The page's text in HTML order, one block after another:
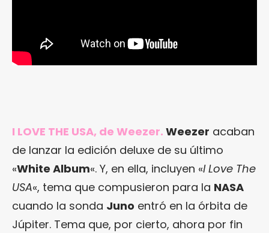
I LOVE THE USA, de Weezer. Weezer acaban
de lanzar la edición deluxe de su último
«White Album«. Y, en ella, incluyen «I Love The
USA«, tema que compusieron para la NASA
cuando la sonda Juno entró en la órbita de
Júpiter. Tema que, por cierto, ahora por fin